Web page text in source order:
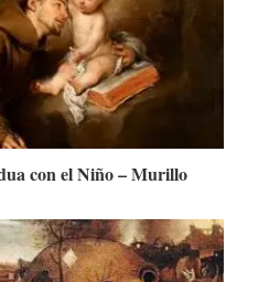
con el Niño – Murillo